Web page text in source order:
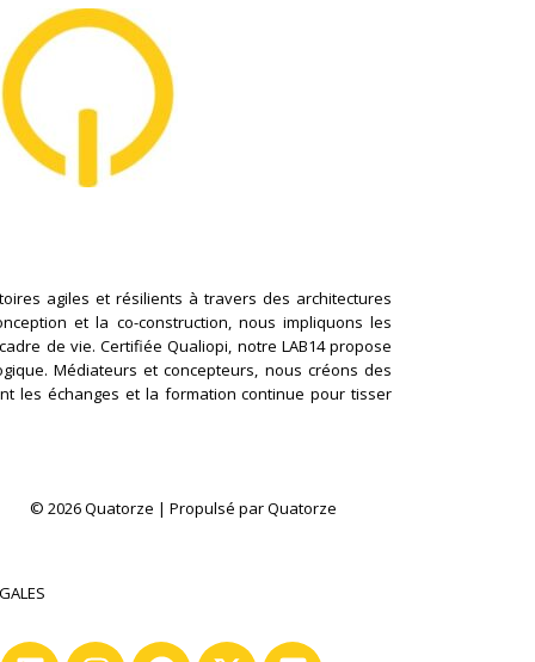
agiles et résilients à travers des architectures
et la co-construction, nous impliquons les
de vie. Certifiée Qualiopi, notre LAB14 propose
Médiateurs et concepteurs, nous créons des
les échanges et la formation continue pour tisser
© 2026 Quatorze | Propulsé par Quatorze